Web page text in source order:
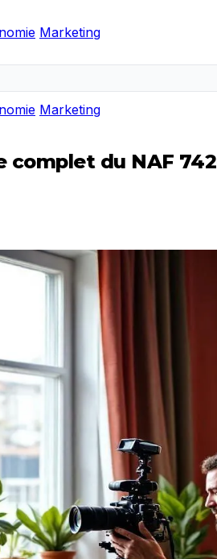
Marketing
Marketing
complet du NAF